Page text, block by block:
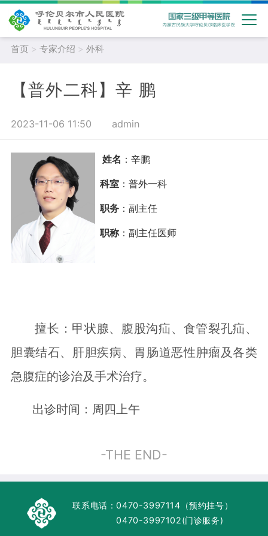
首页 > 专家介绍 > 外科
【普外二科】辛 鹏
2023-11-06 11:50 admin
姓名 ：辛鹏
科室：普外一科
职务：副主任
职称：副主任医师
擅长：甲状腺、腹股沟疝、食管裂孔疝、
胆囊结石、肝胆疾病、胃肠道恶性肿瘤及各类
急腹症的诊治及手术治疗。
出诊时间：周四上午
-THE END-
联系电话：0470-3997114（预约挂号）
0470-3997102(门诊服务)